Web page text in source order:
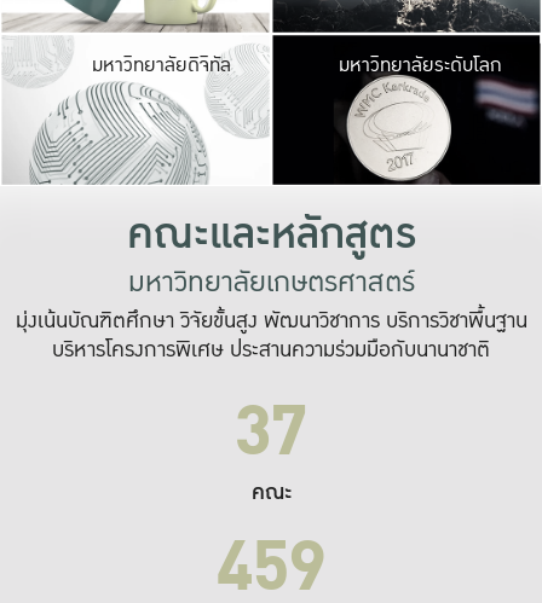
มหาวิทยาลัยดิจิทัล มหาวิ
เปลี่ยนแปลง แล
เพื่อทำง
ระบบสารสนเทศ
มหาวิทยาลัยระดับโลก
คณะและหลักสูตร
มหาวิทยาลัยเกษตรศาสตร์
มุ่งเน้นบัณฑิตศึกษา วิจัยขั้นสูง พัฒนาวิชาการ บริการวิชาพื้นฐาน
บริหารโครงการพิเศษ ประสานความร่วมมือกับนานาชาติ
37
คณะ
459